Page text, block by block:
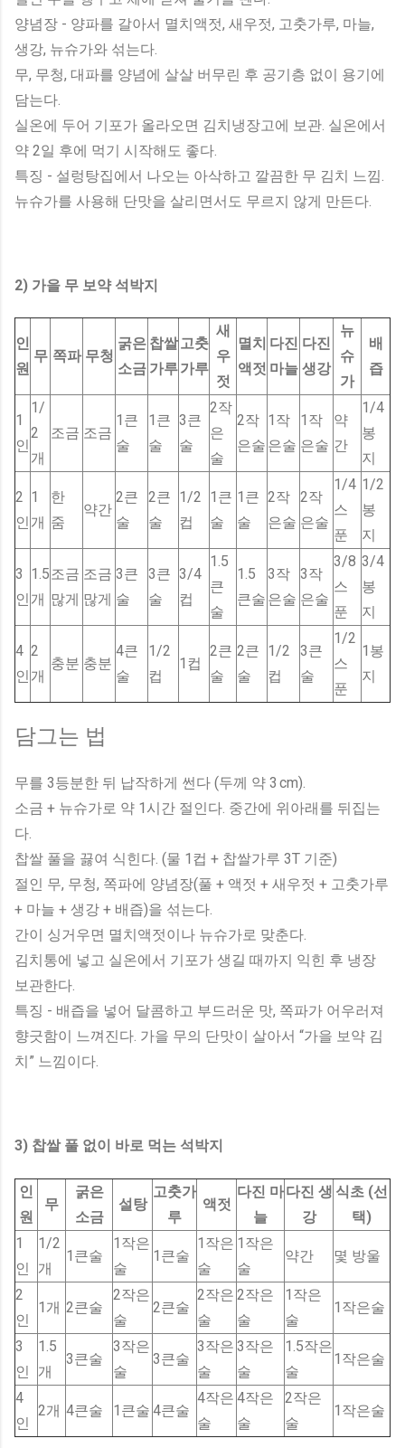
양념장 - 양파를 갈아서 멸치액젓, 새우젓, 고춧가루, 마늘,
생강, 뉴슈가와 섞는다.
무, 무청, 대파를 양념에 살살 버무린 후 공기층 없이 용기에
담는다.
실온에 두어 기포가 올라오면 김치냉장고에 보관. 실온에서
약 2일 후에 먹기 시작해도 좋다.
특징 - 설렁탕집에서 나오는 아삭하고 깔끔한 무 김치 느낌.
뉴슈가를 사용해 단맛을 살리면서도 무르지 않게 만든다.
2) 가을 무 보약 석박지
인
원
무 쪽파 무청
굵은
소금
찹쌀
가루
고춧
가루
새
우
젓
멸치
액젓
다진
마늘
다진
생강
뉴
슈
가
배
즙
1
인
1/
2
개
조금 조금
1큰
술
1큰
술
3큰
술
2작
은
술
2작
은술
1작
은술
1작
은술
약
간
1/4
봉
지
2
인
1
개
한
줌
약간
2큰
술
2큰
술
1/2
컵
1큰
술
1큰
술
2작
은술
2작
은술
1/4
스
푼
1/2
봉
지
3
인
1.5
개
조금
많게
조금
많게
3큰
술
3큰
술
3/4
컵
1.5
큰
술
1.5
큰술
3작
은술
3작
은술
3/8
스
푼
3/4
봉
지
4
인
2
개
충분 충분
4큰
술
1/2
컵
1컵
2큰
술
2큰
술
1/2
컵
3큰
술
1/2
스
푼
1봉
지
담그는 법
무를 3등분한 뒤 납작하게 썬다 (두께 약 3 cm).
소금 + 뉴슈가로 약 1시간 절인다. 중간에 위아래를 뒤집는
다.
찹쌀 풀을 끓여 식힌다. (물 1컵 + 찹쌀가루 3T 기준)
절인 무, 무청, 쪽파에 양념장(풀 + 액젓 + 새우젓 + 고춧가루
+ 마늘 + 생강 + 배즙)을 섞는다.
간이 싱거우면 멸치액젓이나 뉴슈가로 맞춘다.
김치통에 넣고 실온에서 기포가 생길 때까지 익힌 후 냉장
보관한다.
특징 - 배즙을 넣어 달콤하고 부드러운 맛, 쪽파가 어우러져
향긋함이 느껴진다. 가을 무의 단맛이 살아서 “가을 보약 김
치” 느낌이다.
3) 찹쌀 풀 없이 바로 먹는 석박지
인
원
무
굵은
소금
설탕
고춧가
루
액젓
다진 마
늘
다진 생
강
식초 (선
택)
1
인
1/2
개
1큰술
1작은
술
1큰술
1작은
술
1작은
술
약간 몇 방울
2
인
1개 2큰술
2작은
술
2큰술
2작은
술
2작은
술
1작은
술
1작은술
3
인
1.5
개
3큰술
3작은
술
3큰술
3작은
술
3작은
술
1.5작은
술
1작은술
4
인
2개 4큰술 1큰술 4큰술
4작은
술
4작은
술
2작은
술
1작은술